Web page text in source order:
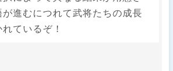
進むにつれて武将たちの成長
ているぞ！